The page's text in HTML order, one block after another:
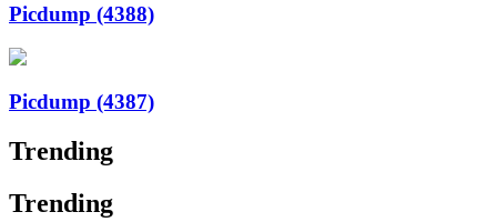
Picdump (4388)
Picdump (4387)
Trending
Trending